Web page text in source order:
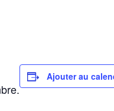
Ajouter au